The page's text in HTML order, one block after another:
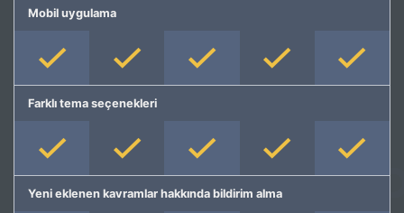
Mobil uygulama
Farklı tema seçenekleri
Yeni eklenen kavramlar hakkında bildirim alma